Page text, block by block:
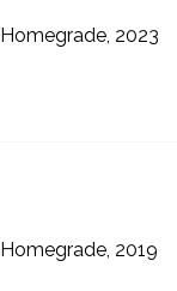
Homegrade, 2023
Homegrade, 2019